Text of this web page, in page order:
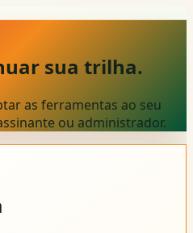
sua trilha.
as ferramentas ao seu
ou administrador.